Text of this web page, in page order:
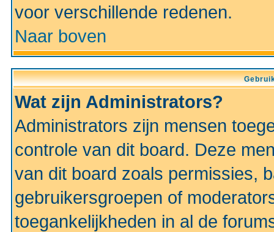
voor verschillende redenen.
Naar boven
Wat zijn Administrators?
Administrators zijn mensen
controle van dit board. Deze
van dit board zoals permissies,
gebruikersgroepen of
toegankelijkheden in al de